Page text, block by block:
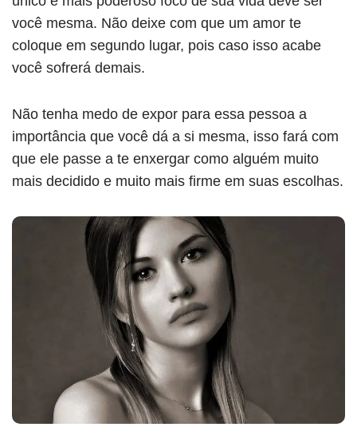
você mesma. Não deixe com que um amor te
coloque em segundo lugar, pois caso isso acabe
você sofrerá demais.
Não tenha medo de expor para essa pessoa a
importância que você dá a si mesma, isso fará com
que ele passe a te enxergar como alguém muito
mais decidido e muito mais firme em suas escolhas.